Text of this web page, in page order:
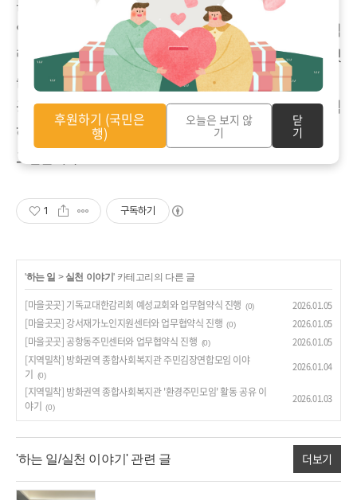
든든데이케어센터와 업무협약식을 진행했습니다.
양 기관이 협력하여 상호 간의 발전을 목적으로 두 기관이 협
력하여 사례관리와 장소 대관, 차량 대여 등을 연계하기로 했
습니다.
공항동 주민들의 안정적 복지서비스 체계 구축을 위해 노력
하는 두 기관이 되겠습니다.
고맙습니다.
1 구독하기
'하는 일 > 실천 이야기' 카테고리의 다른 글
[마을곳곳] 기독교대한감리회 예성교회와 업무협약식 진행 (0) 2026.01.05
[마을곳곳] 강서재가노인지원센터와 업무협약식 진행 (0) 2026.01.05
[마을곳곳] 공항동주민센터와 업무협약식 진행 (0) 2026.01.05
[지역밀착] 방화권역 종합사회복지관 주민김장연합모임 이야
기 (0)
2026.01.04
[지역밀착] 방화권역 종합사회복지관 '환경주민모임' 활동 공유 이
야기 (0)
2026.01.03
'하는 일/실천 이야기' 관련 글 더보기
후원하기 (국민은
행)
오늘은 보지 않
기
닫
기